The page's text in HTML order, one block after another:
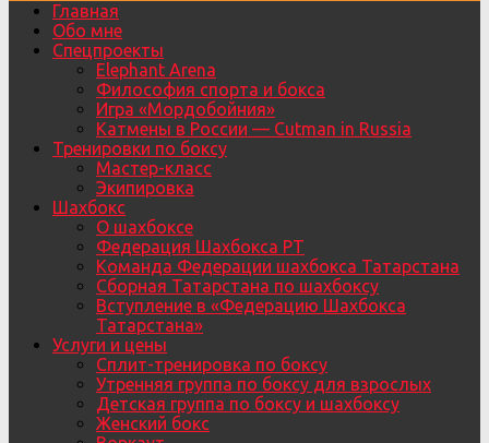
Главная
Обо мне
Спецпроекты
Elephant Arena
Философия спорта и бокса
Игра «Мордобойния»
Катмены в России — Cutman in Russia
Тренировки по боксу
Мастер-класс
Экипировка
Шахбокс
О шахбоксе
Федерация Шахбокса РТ
Команда Федерации шахбокса Татарстана
Сборная Татарстана по шахбоксу
Вступление в «Федерацию Шахбокса
Татарстана»
Услуги и цены
Сплит-тренировка по боксу
Утренняя группа по боксу для взрослых
Детская группа по боксу и шахбоксу
Женский бокс